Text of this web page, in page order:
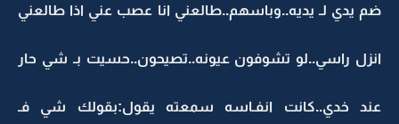
ضم يدي لـ يديه..وباسهم..طالعني انا عصب عني اذا طالعني
انزل راسي..لو تشوفون عيونه..تصيحون..حسيت بـ شي حار
عند خدي..كانت انفـاسه سمعته يقول:بقولك شي فـ